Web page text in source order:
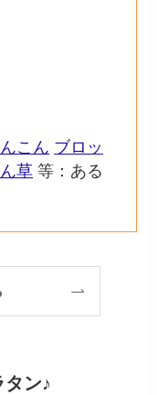
こん ブロッ
草 等：ある
ン♪